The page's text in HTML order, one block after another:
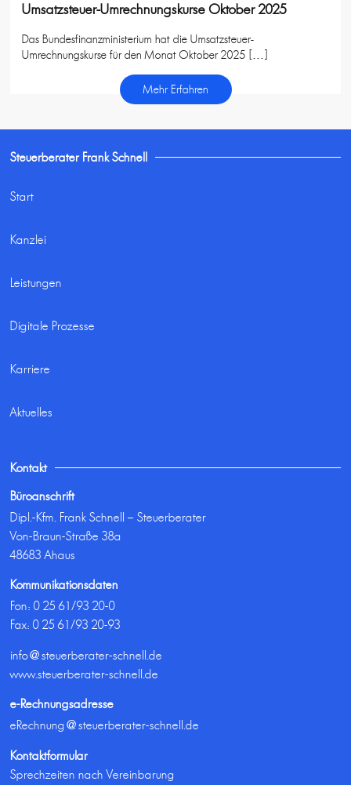
Umsatzsteuer-Umrechnungskurse Oktober 2025
Das Bundesfinanzministerium hat die Umsatzsteuer-
Umrechnungskurse für den Monat Oktober 2025 […]
Mehr Erfahren
Steuerberater Frank Schnell
Start
Kanzlei
Leistungen
Digitale Prozesse
Karriere
Aktuelles
Kontakt
Büroanschrift
Dipl.-Kfm. Frank Schnell – Steuerberater
Von-Braun-Straße 38a
48683 Ahaus
Kommunikationsdaten
Fon:0 25 61/93 20-0
Fax: 0 25 61/93 20-93
info@steuerberater-schnell.de
www.steuerberater-schnell.de
e-Rechnungsadresse
eRechnung@steuerberater-schnell.de
Kontaktformular
Sprechzeiten nach Vereinbarung